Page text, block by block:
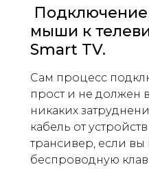
мыши к
Smart TV.
Сам процесс
прост и не должен
никаких
кабель от
трансивер, если вы
беспроводную